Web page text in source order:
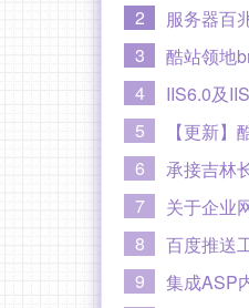
2
服务器百兆带宽租
3
酷站领地bms淘
4
IIS6.0及IIS7.5的网
5
【更新】酷站
6
承接吉林长
7
关于企业网站
8
百度推送工具
9
集成ASP内核第三方支